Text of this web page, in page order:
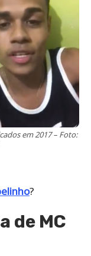
em 2017 – Foto:
?
de MC